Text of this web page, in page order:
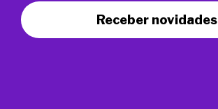
Receber novidades